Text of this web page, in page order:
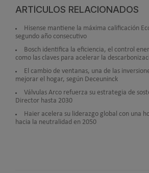
ARTÍCULOS RELACIONADOS
Hisense mantiene la máxima calificación
segundo año consecutivo
Bosch identifica la eficiencia, el control
como las claves para acelerar la
El cambio de ventanas, una de las
mejorar el hogar, según Deceuninck
Válvulas Arco refuerza su estrategia de
Director hasta 2030
Haier acelera su liderazgo global con una
hacia la neutralidad en 2050